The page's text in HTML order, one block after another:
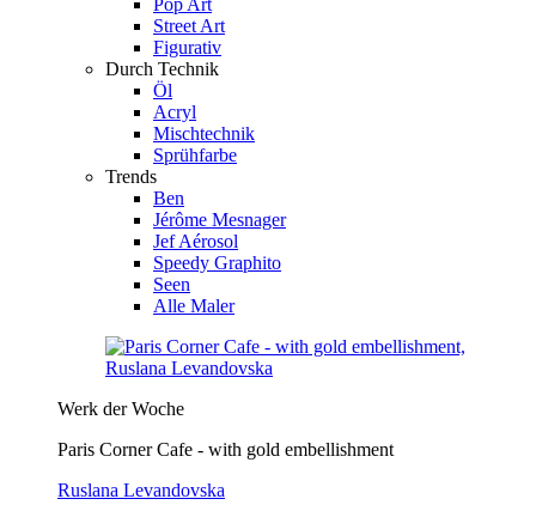
Street Art
Figurativ
Durch Technik
Öl
Acryl
Mischtechnik
Sprühfarbe
Trends
Ben
Jérôme Mesnager
Jef Aérosol
Speedy Graphito
Seen
Alle Maler
Werk der Woche
Paris Corner Cafe - with gold embellishment
Ruslana Levandovska